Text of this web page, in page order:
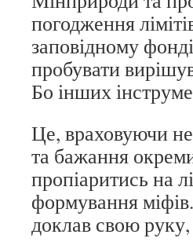
погодження
заповідному
пробувати
Бо інших
Це, враховуючи
та бажання
пропіаритись на
формування
доклав свою